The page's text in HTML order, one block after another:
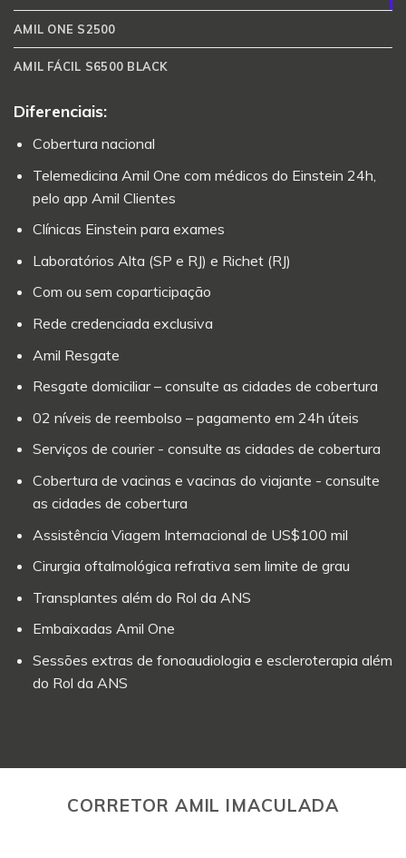
AMIL ONE S2500
AMIL FÁCIL S6500 BLACK
Diferenciais:
Cobertura nacional
Telemedicina Amil One com médicos do Einstein 24h,
pelo app Amil Clientes
Clínicas Einstein para exames
Laboratórios Alta (SP e RJ) e Richet (RJ)
Com ou sem coparticipação
Rede credenciada exclusiva
Amil Resgate
Resgate domiciliar – consulte as cidades de cobertura
02 níveis de reembolso – pagamento em 24h úteis
Serviços de courier - consulte as cidades de cobertura
Cobertura de vacinas e vacinas do viajante - consulte
as cidades de cobertura
Assistência Viagem Internacional de US$100 mil
Cirurgia oftalmológica refrativa sem limite de grau
Transplantes além do Rol da ANS
Embaixadas Amil One
Sessões extras de fonoaudiologia e escleroterapia além
do Rol da ANS
CORRETOR AMIL IMACULADA